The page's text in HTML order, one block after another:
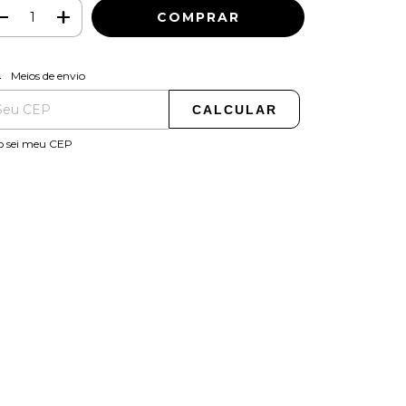
para o CEP:
Meios de envio
CALCULAR
sei meu CEP